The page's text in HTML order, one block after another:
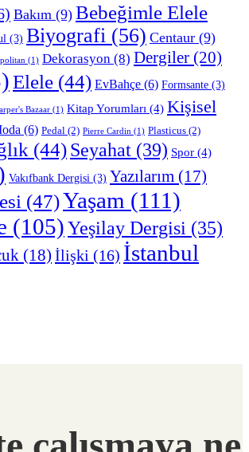
Bakım (9) Bebeğimle Elele
(3) Biyografi (56) Centaur (9)
(1) Dekorasyon (8) Dergiler (20)
Elele (44) EvBahçe (6) Formsante (3)
Bazaar (1) Kitap Yorumları (4) Kişisel
(6) Pedal (2) Pierre Cardin (1) Plasticus (2)
(44)Seyahat (39) Spor (4)
Vakıfbank Dergisi (3) Yazılarım (17)
(47)Yaşam (111)
(105)Yeşilay Dergisi (35)
(18) İlişki (16) İstanbul